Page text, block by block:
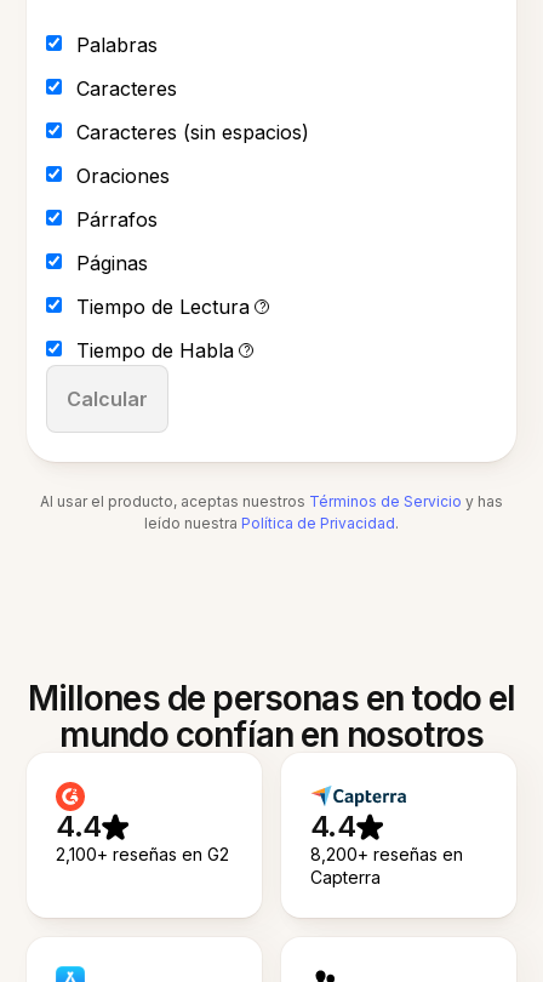
Palabras
Caracteres
Caracteres (sin espacios)
Oraciones
Párrafos
Páginas
Tiempo de Lectura
?
Tiempo de Habla ?
Calcular
Al usar el producto, aceptas nuestros Términos de Servicio y has
leído nuestra Política de Privacidad.
Millones de personas en todo el
mundo confían en nosotros
4.4
2,100+ reseñas en G2
4.4
8,200+ reseñas en
Capterra